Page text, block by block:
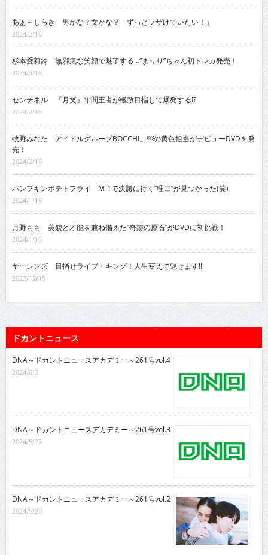
あぁ～しらき 男かな？女かな？「ずっとフザけていたい！」
2024/3/16
杉本愛莉鈴 無邪気な笑顔で魅了する…“まりり”ちゃん初トレカ発売！
2024/3/16
センチネル 『月笑』年間王者が極致目指して爆発する!?
2024/2/16
牧野みなた アイドルグループBOCCHI。￼の黄色担当がデビューDVDを発
売！
2024/2/16
パンプキンポテトフライ M-1で決勝に行く“理由”が見つかった(笑)
2024/1/16
月野もも 美貌と才能を兼ね備えた“奇跡の原石”がDVDに初挑戦！
2024/1/16
ヤーレンズ 目指せライブ・キング！人生変えて魅せます!!
2023/12/15
ドカントニュース
DNA～ドカントニュースアカデミー～261号vol.4
2024/6/3
DNA～ドカントニュースアカデミー～261号vol.3
2024/5/27
DNA～ドカントニュースアカデミー～261号vol.2
2024/5/20